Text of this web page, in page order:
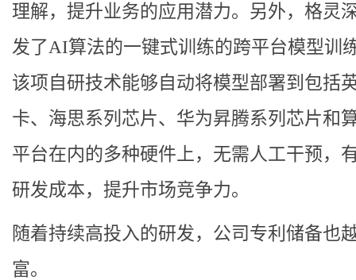
理解，提升业务的应用潜力。另外，格灵
发了AI算法的一键式训练的跨平台模型训
该项自研技术能够自动将模型部署到包括
卡、海思系列芯片、华为昇腾系列芯片和
平台在内的多种硬件上，无需人工干预，
研发成本，提升市场竞争力。
随着持续高投入的研发，公司专利储备也
富。